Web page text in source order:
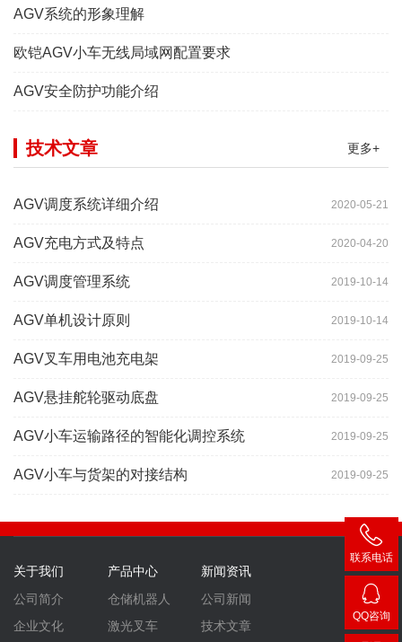
AGV系统的形象理解
欧铠AGV小车无线局域网配置要求
AGV安全防护功能介绍
更多+
技术文章
2020-05-21
AGV调度系统详细介绍
2020-04-20
AGV充电方式及特点
2019-10-14
AGV调度管理系统
2019-10-14
AGV单机设计原则
2019-09-25
AGV叉车用电池充电架
2019-09-25
AGV悬挂舵轮驱动底盘
2019-09-25
AGV小车运输路径的智能化调控系统
2019-09-25
AGV小车与货架的对接结构
关于我们
公司简介
企业文化
产品中心
仓储机器人
激光叉车
新闻资讯
公司新闻
技术文章
联系电话
400-
007-
3860
QQ咨询